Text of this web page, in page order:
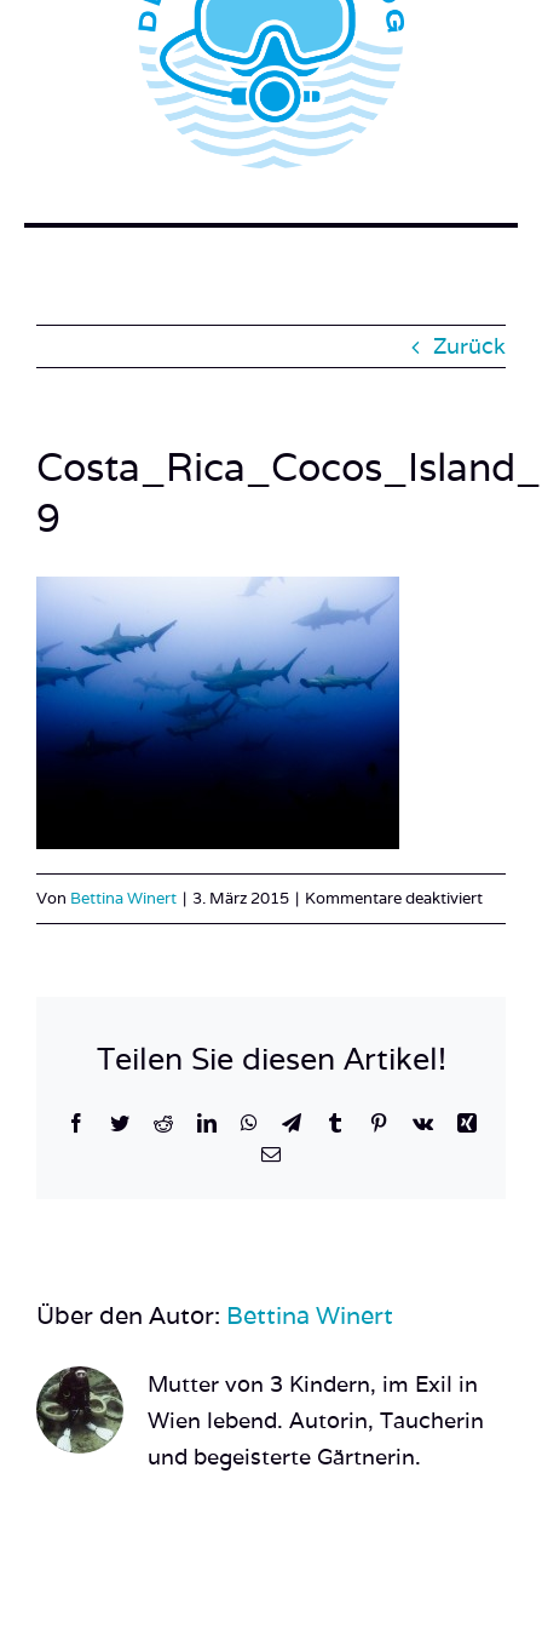
WER STECKT HINTER DEM TAUCHERBLOG?
BUCH BESTELLEN
Zurück
9
Von Bettina Winert | 3. März 2015 | Kommentare deaktiviertfür
Teilen Sie diesen Artikel!
Facebook
TwitterRedditLinkedInWhatsApp
TelegramTumblrPinterest
Vk
Xing
E-
Über den Autor: Bettina Winert
Mutter von 3 Kindern, im Exil in
Wien lebend. Autorin, Taucherin
und begeisterte Gärtnerin.